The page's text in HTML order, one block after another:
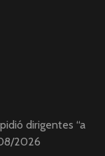
dirigentes “a
2026